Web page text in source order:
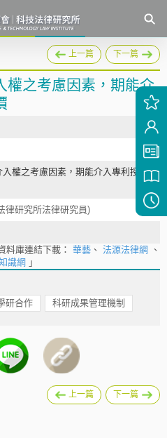
上一篇 下一篇
權之考慮因素，期能介
權之考慮因素，期能介入專利授權
律研究所法律研究員)
料庫連結下載： 華藝 、 法源法律網 、
識網 」
研合作 科研成果管理機制
上一篇 下一篇